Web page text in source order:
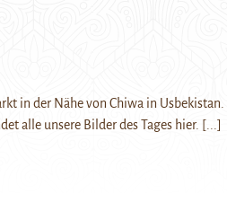
in der Nähe von Chiwa in Usbekistan.
alle unsere Bilder des Tages hier. [...]